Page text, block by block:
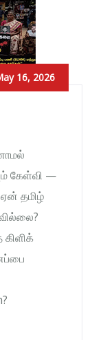
16, 2026
கேள்வி —
ஏன் தமிழ்